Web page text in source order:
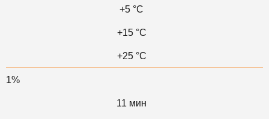
+5 °С
+15 °С
+25 °С
1%
11 мин